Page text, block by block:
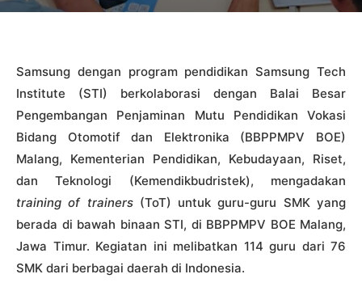
Samsung dengan program pendidikan Samsung Tech
Institute (STI) berkolaborasi dengan Balai Besar
Pengembangan Penjaminan Mutu Pendidikan Vokasi
Bidang Otomotif dan Elektronika (BBPPMPV BOE)
Malang, Kementerian Pendidikan, Kebudayaan, Riset,
dan Teknologi (Kemendikbudristek), mengadakan
training of trainers (ToT) untuk guru-guru SMK yang
berada di bawah binaan STI, di BBPPMPV BOE Malang,
Jawa Timur. Kegiatan ini melibatkan 114 guru dari 76
SMK dari berbagai daerah di Indonesia.